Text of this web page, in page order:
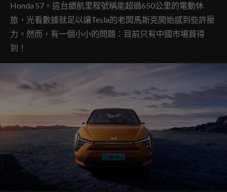
Honda S7。這台續航里程號稱能超過650公里的電動休
旅，光看數據就足以讓Tesla的老闆馬斯克開始感到些許壓
力。然而，有一個小小的問題：目前只有中國市場買得
到！